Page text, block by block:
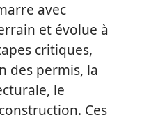
avec
et évolue à
critiques,
des permis, la
le
Ces